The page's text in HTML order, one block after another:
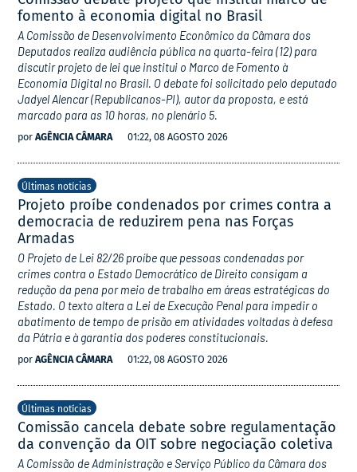
fomento à economia digital no Brasil
A Comissão de Desenvolvimento Econômico da Câmara dos
Deputados realiza audiência pública na quarta-feira (12) para
discutir projeto de lei que institui o Marco de Fomento à
Economia Digital no Brasil. O debate foi solicitado pelo deputado
Jadyel Alencar (Republicanos-PI), autor da proposta, e está
marcado para as 10 horas, no plenário 5.
por AGÊNCIA CÂMARA 01:22, 08 AGOSTO 2026
Últimas notícias
Projeto proíbe condenados por crimes contra a
democracia de reduzirem pena nas Forças
Armadas
O Projeto de Lei 82/26 proíbe que pessoas condenadas por
crimes contra o Estado Democrático de Direito consigam a
redução da pena por meio de trabalho em áreas estratégicas do
Estado. O texto altera a Lei de Execução Penal para impedir o
abatimento de tempo de prisão em atividades voltadas à defesa
da Pátria e à garantia dos poderes constitucionais.
por AGÊNCIA CÂMARA 01:22, 08 AGOSTO 2026
Últimas notícias
Comissão cancela debate sobre regulamentação
da convenção da OIT sobre negociação coletiva
A Comissão de Administração e Serviço Público da Câmara dos